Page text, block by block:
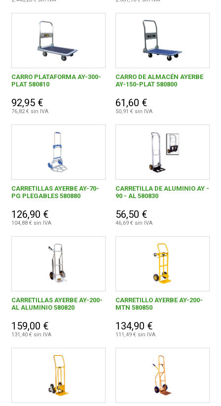
CARRO PLATAFORMA AY-300-
PLAT 580810
92,95 €
76,82 € sin IVA
CARRO DE ALMACÉN AYERBE
AY-150-PLAT 580800
61,60 €
50,91 € sin IVA
CARRETILLAS AYERBE AY-70-
PG PLEGABLES 580880
126,90 €
104,88 € sin IVA
CARRETILLA DE ALUMINIO AY -
90 - AL 580830
56,50 €
46,69 € sin IVA
CARRETILLAS AYERBE AY-200-
AL ALUMINIO 580820
159,00 €
131,40 € sin IVA
CARRETILLO AYERBE AY-200-
MTN 580850
134,90 €
111,49 € sin IVA